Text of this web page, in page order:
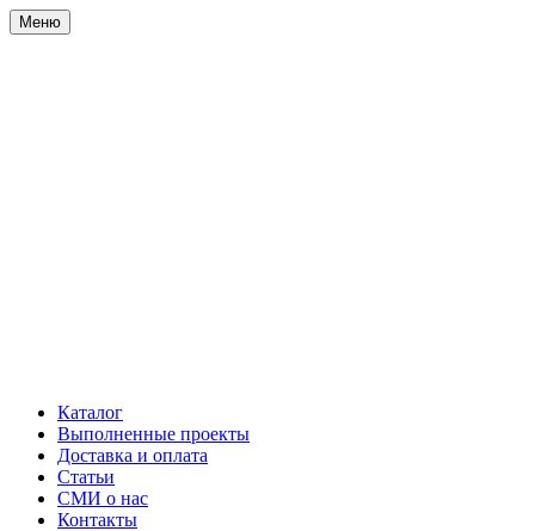
Меню
Каталог
Выполненные проекты
Доставка и оплата
Статьи
СМИ о нас
Контакты